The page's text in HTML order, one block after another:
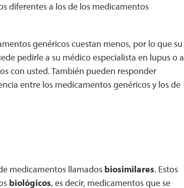
diferentes a los de los medicamentos
genéricos cuestan menos, por lo que su
pedirle a su médico especialista en lupus o a
con usted. También pueden responder
entre los medicamentos genéricos y los de
medicamentos llamados biosimilares. Estos
biológicos, es decir, medicamentos que se